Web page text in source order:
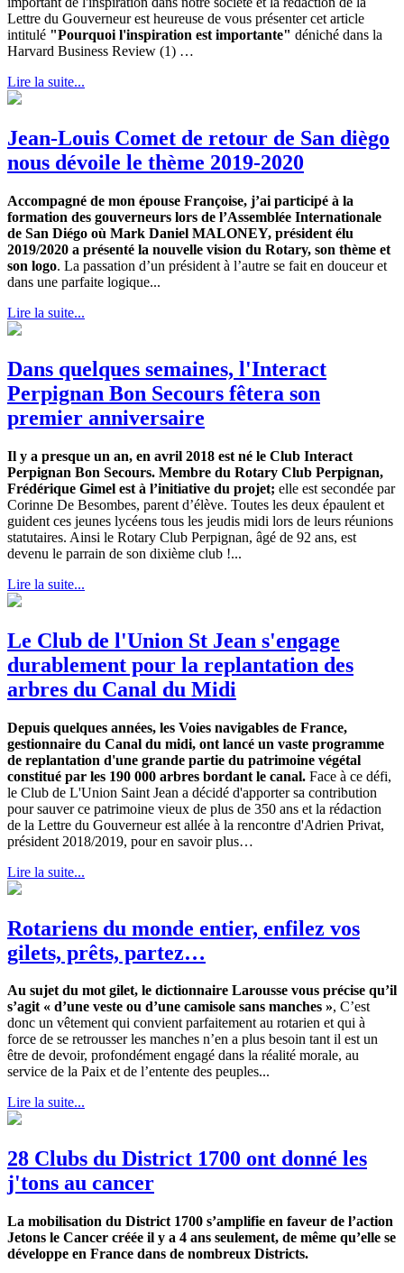
Lettre du Gouverneur est heureuse de vous présenter cet article
intitulé "Pourquoi l'inspiration est importante" déniché dans la
Harvard Business Review (1) …
Lire la suite...
Jean-Louis Comet de retour de San diègo
nous dévoile le thème 2019-2020
Accompagné de mon épouse Françoise, j’ai participé à la
formation des gouverneurs lors de l’Assemblée Internationale
de San Diégo où Mark Daniel MALONEY, président élu
2019/2020 a présenté la nouvelle vision du Rotary, son thème et
son logo. La passation d’un président à l’autre se fait en douceur et
dans une parfaite logique...
Lire la suite...
Dans quelques semaines, l'Interact
Perpignan Bon Secours fêtera son
premier anniversaire
Il y a presque un an, en avril 2018 est né le Club Interact
Perpignan Bon Secours. Membre du Rotary Club Perpignan,
Frédérique Gimel est à l’initiative du projet; elle est secondée par
Corinne De Besombes, parent d’élève. Toutes les deux épaulent et
guident ces jeunes lycéens tous les jeudis midi lors de leurs réunions
statutaires. Ainsi le Rotary Club Perpignan, âgé de 92 ans, est
devenu le parrain de son dixième club !...
Lire la suite...
Le Club de l'Union St Jean s'engage
durablement pour la replantation des
arbres du Canal du Midi
Depuis quelques années, les Voies navigables de France,
gestionnaire du Canal du midi, ont lancé un vaste programme
de replantation d'une grande partie du patrimoine végétal
constitué par les 190 000 arbres bordant le canal. Face à ce défi,
le Club de L'Union Saint Jean a décidé d'apporter sa contribution
pour sauver ce patrimoine vieux de plus de 350 ans et la rédaction
de la Lettre du Gouverneur est allée à la rencontre d'Adrien Privat,
président 2018/2019, pour en savoir plus…
Lire la suite...
Rotariens du monde entier, enfilez vos
gilets, prêts, partez…
Au sujet du mot gilet, le dictionnaire Larousse vous précise qu’il
s’agit « d’une veste ou d’une camisole sans manches », C’est
donc un vêtement qui convient parfaitement au rotarien et qui à
force de se retrousser les manches n’en a plus besoin tant il est un
être de devoir, profondément engagé dans la réalité morale, au
service de la Paix et de l’entente des peuples...
Lire la suite...
28 Clubs du District 1700 ont donné les
j'tons au cancer
La mobilisation du District 1700 s’amplifie en faveur de l’action
Jetons le Cancer créée il y a 4 ans seulement, de même qu’elle se
développe en France dans de nombreux Districts.